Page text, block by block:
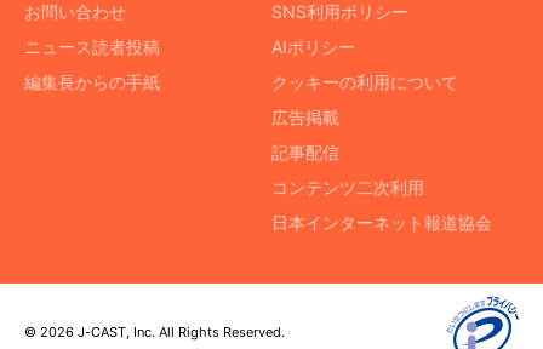
お問い合わせ
ニュース読者投稿
編集長からの手紙
SNS利用ポリシー
AIポリシー
クッキーの利用について
広告掲載
記事配信
コンテンツ二次利用
日本インターネット報道協会
© 2026 J-CAST, Inc. All Rights Reserved.